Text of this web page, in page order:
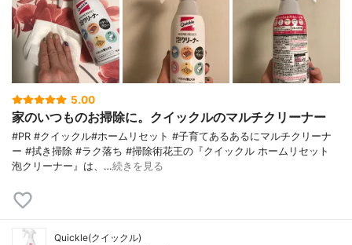
5.00
家のいつものお掃除に。クイックルのマルチクリーナー
#PR #クイックル#ホームリセット #子育てあるあるにマルチクリーナ
ー #拭き掃除 #ラク落ち #掃除術花王の『クイックル ホームリセット
泡クリーナー』は、…続きを見る
Quickle(クイックル)